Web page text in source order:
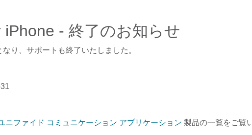
- 終了のお知らせ
なり、サポートも終了いたしました。
ニファイド コミュニケーション アプリケーション 製品の一覧をご覧